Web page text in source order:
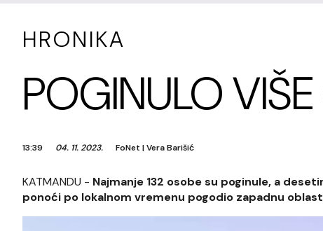
HRONIKA
POGINULO
13:39 04. 11. 2023. FoNet |Vera Barišić
KATMANDU - Najmanje 132 osobe su poginule, a
ponoći po lokalnom vremenu pogodio zapadnu